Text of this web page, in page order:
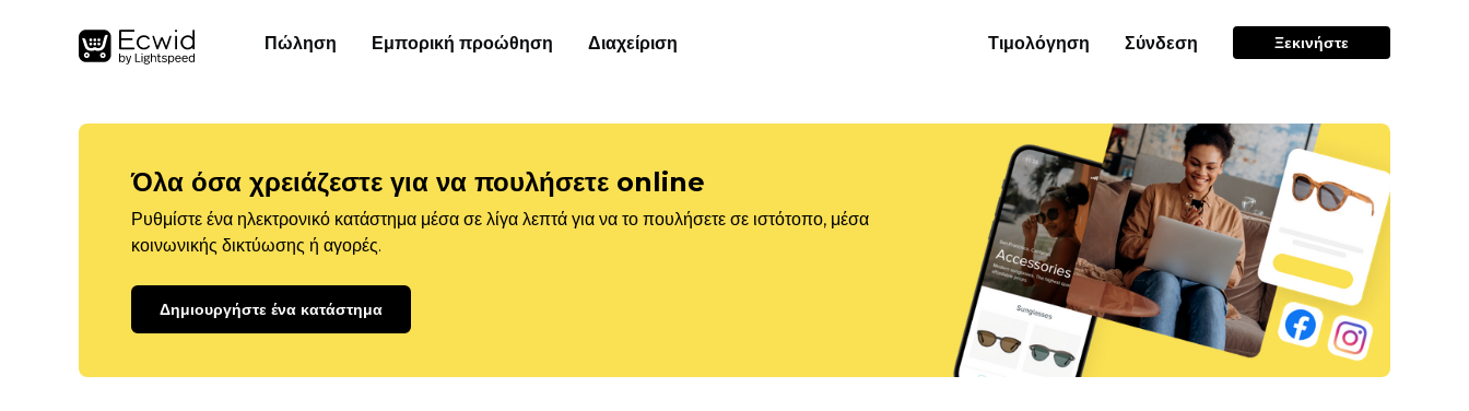
Πώληση Εμπορική προώθηση Διαχείριση Τιμολόγηση Σύνδεση Ξεκινήστε
Όλα όσα χρειάζεστε για να πουλήσετε online
Ρυθμίστε ένα ηλεκτρονικό κατάστημα μέσα σε λίγα λεπτά για να το πουλήσετε σε ιστότοπο, μέσα
κοινωνικής δικτύωσης ή αγορές.
Δημιουργήστε ένα κατάστημα